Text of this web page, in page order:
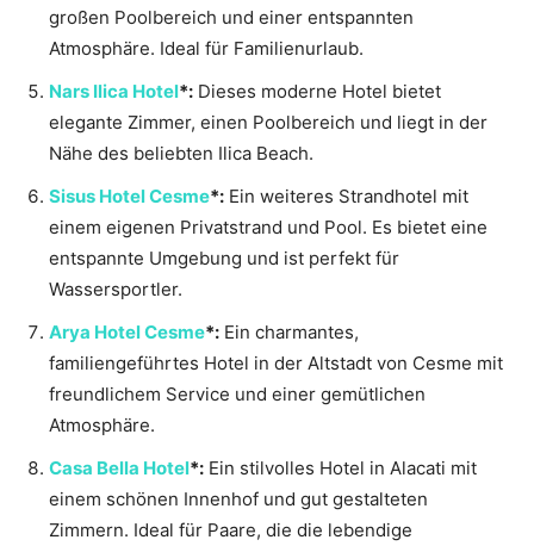
großen Poolbereich und einer entspannten
Atmosphäre. Ideal für Familienurlaub.
Nars Ilica Hotel*: Dieses moderne Hotel bietet
elegante Zimmer, einen Poolbereich und liegt in der
Nähe des beliebten Ilica Beach.
Sisus Hotel Cesme*: Ein weiteres Strandhotel mit
einem eigenen Privatstrand und Pool. Es bietet eine
entspannte Umgebung und ist perfekt für
Wassersportler.
Arya Hotel Cesme*: Ein charmantes,
familiengeführtes Hotel in der Altstadt von Cesme mit
freundlichem Service und einer gemütlichen
Atmosphäre.
Casa Bella Hotel*: Ein stilvolles Hotel in Alacati mit
einem schönen Innenhof und gut gestalteten
Zimmern. Ideal für Paare, die die lebendige